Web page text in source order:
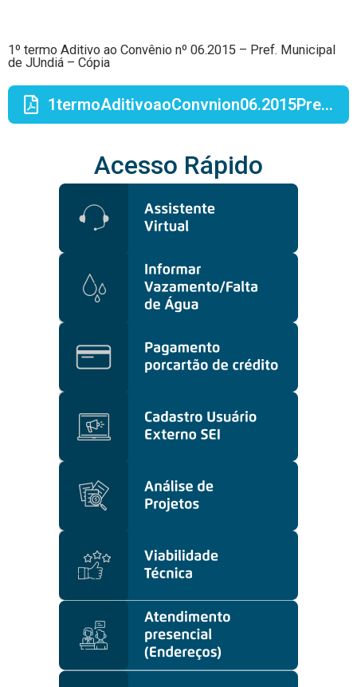
1º termo Aditivo ao Convênio nº 06.2015 – Pref. Municipal
de JUndiá – Cópia
1termoAditivoaoConvnion06.2015Pref.MunicipaldeJUndiCpia.pdf
Acesso Rápido